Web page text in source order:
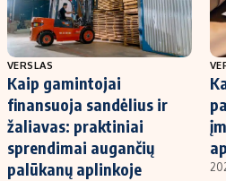
VERSLAS
Kaip gamintojai
finansuoja sandėlius ir
žaliavas: praktiniai
sprendimai augančių
palūkanų aplinkoje